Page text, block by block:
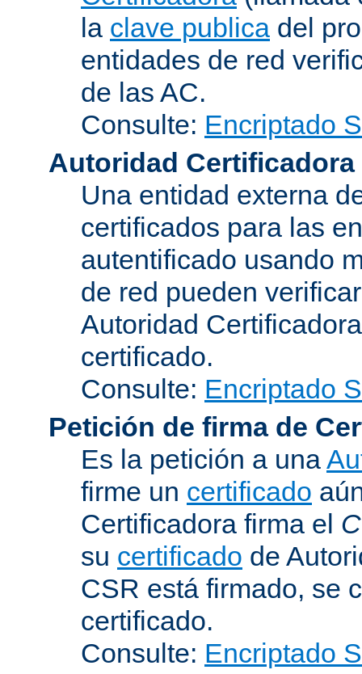
la clave publica del
entidades de red
de las AC.
Consulte: Encriptado
Autoridad Certificadora
Una entidad externa
certificados para las
autentificado usando
de red pueden
Autoridad
certificado.
Consulte: Encriptado
Petición de firma de
Es la petición a una
firme un certificado
Certificadora firma el
su certificado de
CSR está firmado, se
certificado.
Consulte: Encriptado